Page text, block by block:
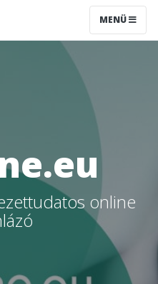
MENÜ
online